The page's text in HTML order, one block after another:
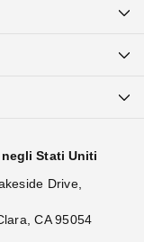
Stati Uniti
Drive,
CA 95054